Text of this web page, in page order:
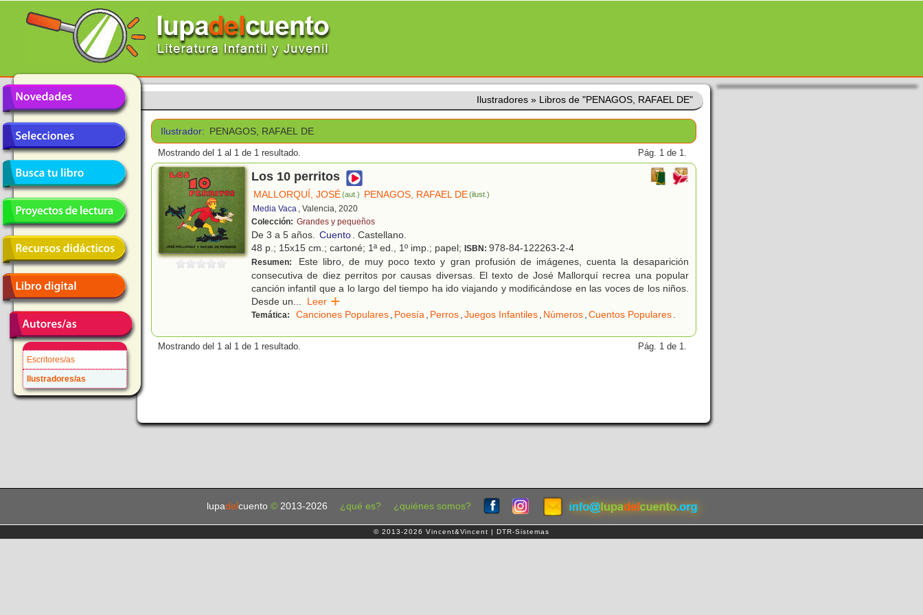
Escritores/as
Ilustradores/as
Ilustradores » Libros de "PENAGOS, RAFAEL DE"
Ilustrador: PENAGOS, RAFAEL DE
Mostrando del 1 al 1 de 1 resultado. Pág. 1 de 1.
Los 10 perritos
MALLORQUÍ, JOSÉ(aut.) PENAGOS, RAFAEL DE(ilust.)
Media Vaca , Valencia, 2020
Colección: Grandes y pequeños
De 3 a 5 años. Cuento. Castellano.
48 p.; 15x15 cm.; cartoné; 1ª ed., 1º imp.; papel; ISBN: 978-84-122263-2-4
Resumen:
Este libro, de muy poco texto y gran profusión de imágenes, cuenta la desaparición
consecutiva de diez perritos por causas diversas. El texto de José Mallorquí recrea una popular
canción infantil que a lo largo del tiempo ha ido viajando y modificándose en las voces de los niños.
Desde un... Leer
Temática: Canciones Populares, Poesía, Perros,Juegos Infantiles, Números,Cuentos Populares.
Mostrando del 1 al 1 de 1 resultado. Pág. 1 de 1.
lupadel cuento © 2013-2026 ¿qué es? ¿quiénes somos?
© 2013-2026 Vincent&Vincent | DTR-Sistemas